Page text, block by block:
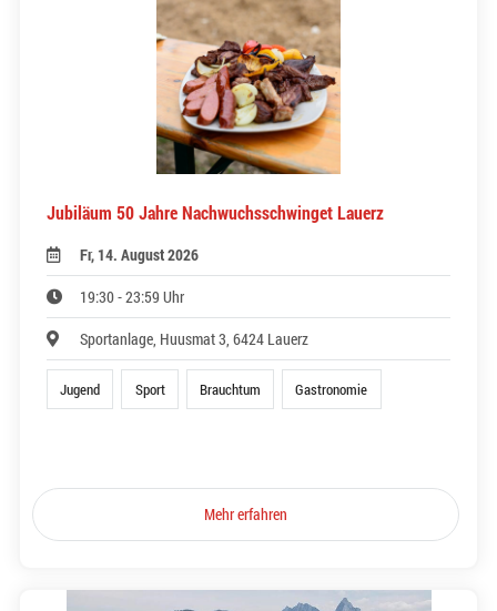
Jubiläum 50 Jahre Nachwuchsschwinget Lauerz
Fr, 14. August 2026
19:30 - 23:59 Uhr
Sportanlage, Huusmat 3, 6424 Lauerz
Jugend Sport Brauchtum Gastronomie
Mehr erfahren